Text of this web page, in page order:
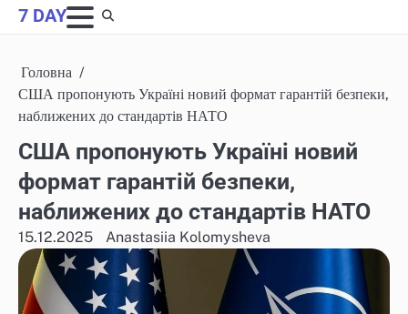
Skip
to
7 DAY
Головна
США пропонують Україні новий формат гарантій безпеки,
наближених до стандартів НАТО
США пропонують Україні новий
формат гарантій безпеки,
наближених до стандартів НАТО
15.12.2025 Anastasiia Kolomysheva